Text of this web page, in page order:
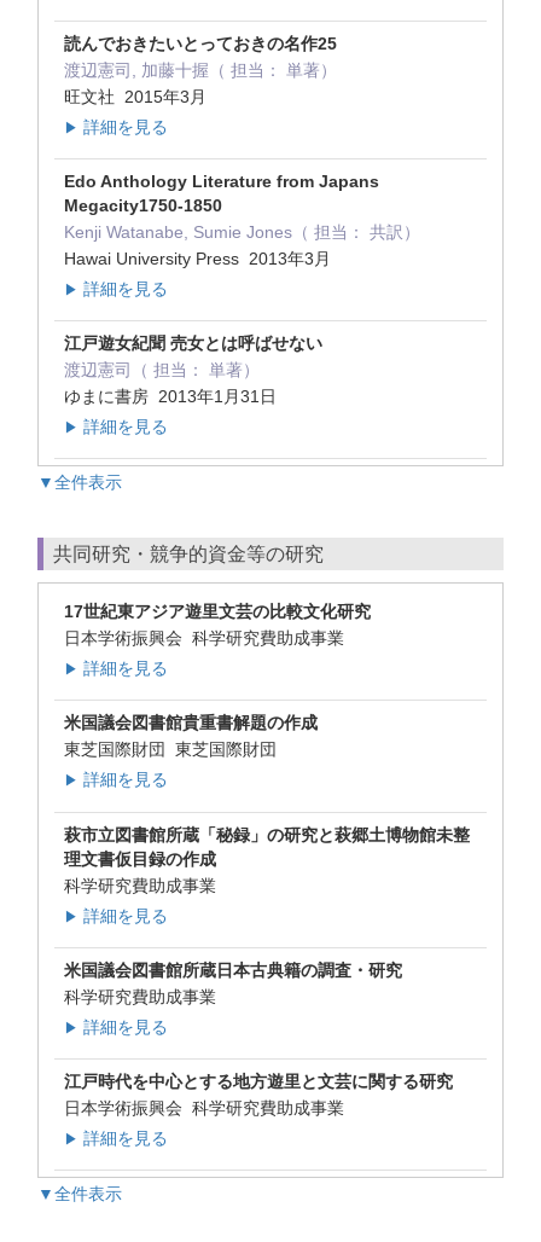
読んでおきたいとっておきの名作25
渡辺憲司, 加藤十握（ 担当： 単著）
旺文社 2015年3月
▶ 詳細を見る
Edo Anthology Literature from Japans
Megacity1750-1850
Kenji Watanabe, Sumie Jones（ 担当： 共訳）
Hawai University Press 2013年3月
▶ 詳細を見る
江戸遊女紀聞 売女とは呼ばせない
渡辺憲司（ 担当： 単著）
ゆまに書房 2013年1月31日
▶ 詳細を見る
▼全件表示
共同研究・競争的資金等の研究
17世紀東アジア遊里文芸の比較文化研究
日本学術振興会 科学研究費助成事業
▶ 詳細を見る
米国議会図書館貴重書解題の作成
東芝国際財団 東芝国際財団
▶ 詳細を見る
萩市立図書館所蔵「秘録」の研究と萩郷土博物館未整
理文書仮目録の作成
科学研究費助成事業
▶ 詳細を見る
米国議会図書館所蔵日本古典籍の調査・研究
科学研究費助成事業
▶ 詳細を見る
江戸時代を中心とする地方遊里と文芸に関する研究
日本学術振興会 科学研究費助成事業
▶ 詳細を見る
▼全件表示